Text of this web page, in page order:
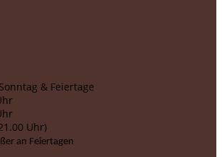
& Feiertage
Uhr)
an Feiertagen